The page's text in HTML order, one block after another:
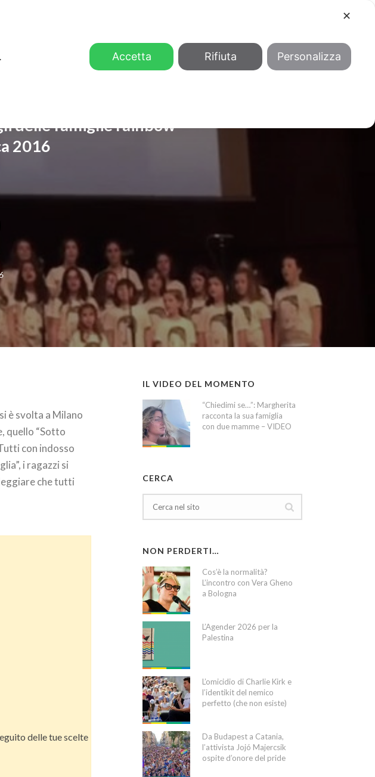
delle famiglie rainbow
2016
è svolta a Milano
quello “Sotto
con indosso
i ragazzi si
che tutti
delle tue scelte
IL VIDEO DEL MOMENTO
“Chiedimi se…”: Margherita
racconta la sua famiglia
con due mamme – VIDEO
CERCA
NON PERDERTI…
Cos’è la normalità?
L’incontro con Vera Gheno
a Bologna
L’Agender 2026 per la
Palestina
L’omicidio di Charlie Kirk e
l’identikit del nemico
perfetto (che non esiste)
Da Budapest a Catania,
l’attivista Jojó Majercsik
ospite d’onore del pride
✕
Accetta Rifiuta Personalizza